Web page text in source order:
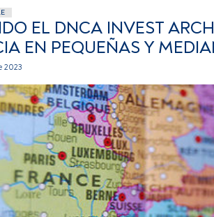
EL DNCA INVEST
EN PEQUEÑAS Y
2023